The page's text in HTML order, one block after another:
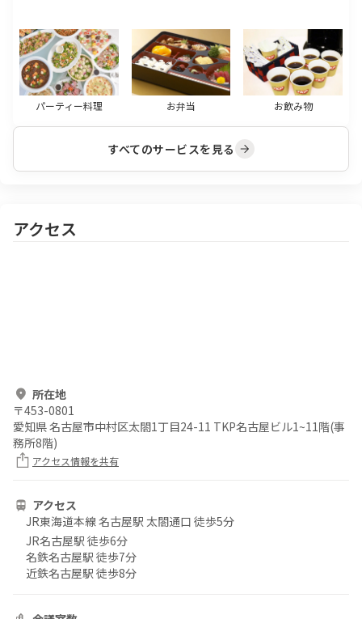
パーティー料理 お弁当 お飲み物
すべてのサービスを見る
アクセス
所在地
〒453-0801
愛知県 名古屋市中村区太閤1丁目24-11 TKP名古屋ビル1~11階(事
務所8階)
アクセス情報を共有
アクセス
JR東海道本線 名古屋駅 太閤通口 徒歩5分
JR名古屋駅 徒歩6分
名鉄名古屋駅 徒歩7分
近鉄名古屋駅 徒歩8分